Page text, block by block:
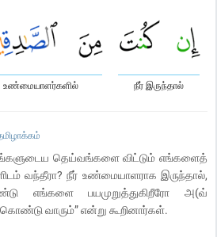
நீர் இருந்தால்
உண்மையாளர்களில்
தெய்வங்களை விட்டும் எங்களைத்
வந்தீரா? நீர் உண்மையாளராக இருந்தால்,
எங்களை பயமுறுத்துகிறீரோ அ(வ்
வாரும்” என்று கூறினார்கள்.